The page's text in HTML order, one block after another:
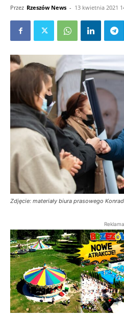
Przez Rzeszów News - 13 kwietnia 2021
Zdjęcie: materiały biura prasowego
Reklama